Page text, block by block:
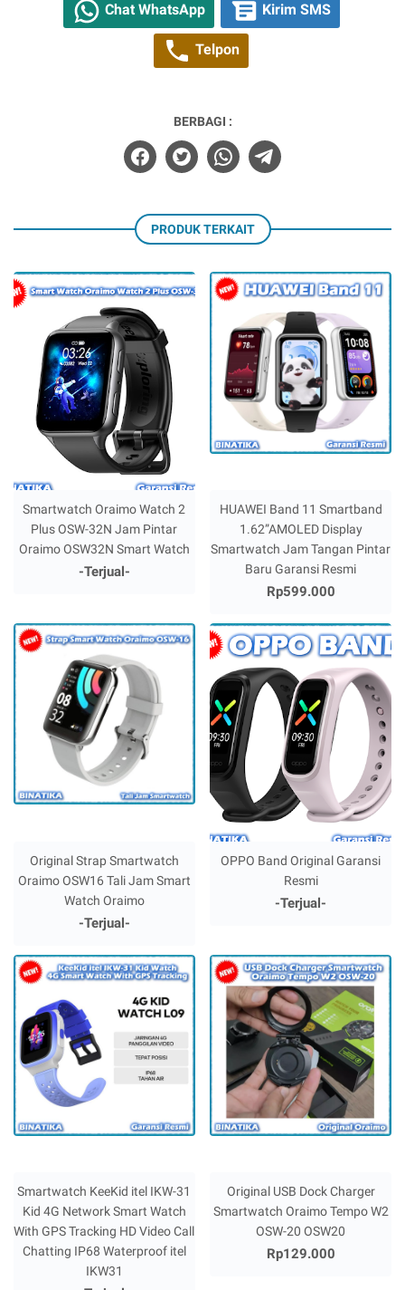
Chat WhatsApp Kirim SMS
Telpon
BERBAGI :
PRODUK TERKAIT
Smartwatch Oraimo Watch 2
Plus OSW-32N Jam Pintar
Oraimo OSW32N Smart Watch
-Terjual-
HUAWEI Band 11 Smartband
1.62”AMOLED Display
Smartwatch Jam Tangan Pintar
Baru Garansi Resmi
Rp599.000
Original Strap Smartwatch
Oraimo OSW16 Tali Jam Smart
Watch Oraimo
-Terjual-
OPPO Band Original Garansi
Resmi
-Terjual-
Smartwatch KeeKid itel IKW-31
Kid 4G Network Smart Watch
With GPS Tracking HD Video Call
Chatting IP68 Waterproof itel
IKW31
Original USB Dock Charger
Smartwatch Oraimo Tempo W2
OSW-20 OSW20
Rp129.000